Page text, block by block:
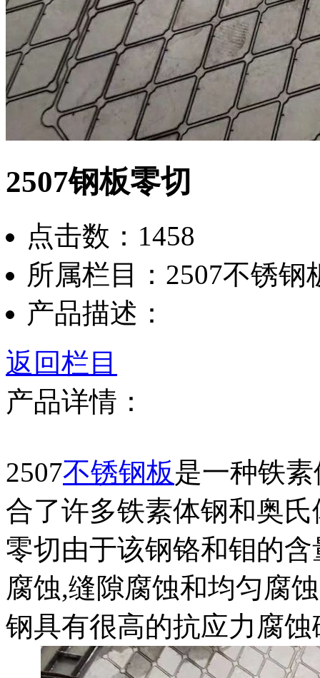
2507钢板零切
点击数： 1458
所属栏目： 2507不锈钢
产品描述：
返回栏目
产品详情：
2507不锈钢板是一种铁
合了许多铁素体钢和奥
零切由于该钢铬和钼的
腐蚀,缝隙腐蚀和均匀腐
钢具有很高的抗应力腐